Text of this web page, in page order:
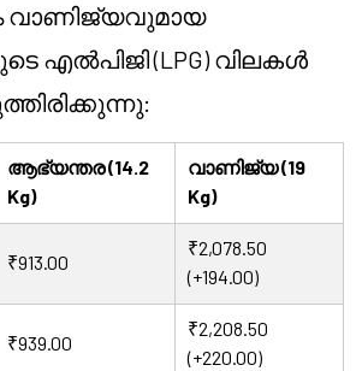
വാണിജ്യവുമായ
എൽപിജി (LPG) വിലകൾ
ആഭ്യന്തര (14.2
Kg)
വാണിജ്യ (19
Kg)
₹913.00
₹2,078.50
(+194.00)
₹939.00
₹2,208.50
(+220.00)